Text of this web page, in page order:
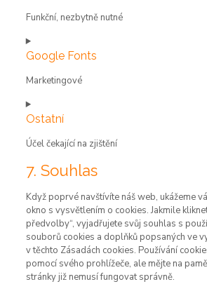
wordpress
Funkční, nezbytně nutné
Consent
to
ithemes-
Google Fonts
Marketingové
Consent
to
google-
Ostatní
Účel čekající na zjištění
Consent
to
service
ostatní
7. Souhlas
Když poprvé navštívíte náš web, ukážeme
okno s vysvětlením o cookies. Jakmile
předvolby“, vyjadřujete svůj souhlas s
souborů cookies a doplňků popsaných ve
v těchto Zásadách cookies. Používání
pomocí svého prohlížeče, ale mějte na
stránky již nemusí fungovat správně.